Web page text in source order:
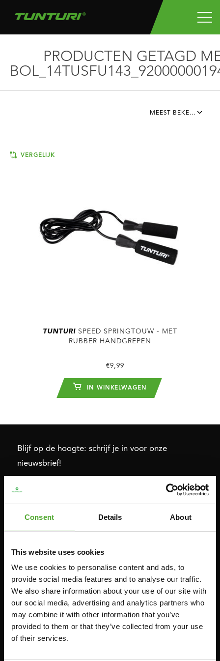
Consent Details About
This website uses cookies
We use cookies to personalise content and ads, to
provide social media features and to analyse our traffic.
We also share information about your use of our site with
our social media, advertising and analytics partners who
may combine it with other information that you’ve
provided to them or that they’ve collected from your use
of their services.
PRODUCTEN GETAGD
MEEST BEKEKEN
VERGELIJK
TUNTURI SPEED SPRINGTOUW - MET
RUBBER HANDGREPEN
€9,99
IN WINKELWAGEN
Blijf op de hoogte: schrijf je in voor onze
nieuwsbrief!
Cardio
HOMETRAINERS
CROSSTRAINERS
SPRINTER BIKES
ROEITRAINERS
POWER TOWERS
VLAKKE BANKEN
KRACHT STATIONS
SMITH MACHINES
PULLEY STATIONS
VERSTELBARE BANKEN
RACKS